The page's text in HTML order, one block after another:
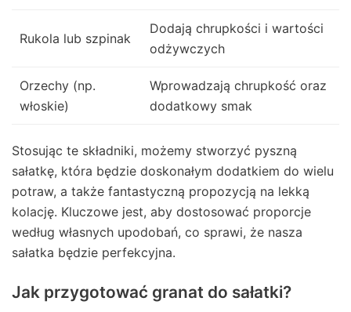
Rukola lub szpinak
Dodają chrupkości i wartości
odżywczych
Orzechy (np.
włoskie)
Wprowadzają chrupkość oraz
dodatkowy smak
Stosując te składniki, możemy stworzyć pyszną
sałatkę, która będzie doskonałym dodatkiem do wielu
potraw, a także fantastyczną propozycją na lekką
kolację. Kluczowe jest, aby dostosować proporcje
według własnych upodobań, co sprawi, że nasza
sałatka będzie perfekcyjna.
Jak przygotować granat do sałatki?